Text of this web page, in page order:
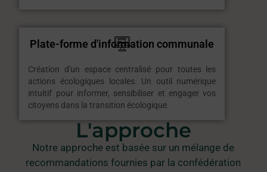
Plate-forme d'information communale
Création d'un espace centralisé pour toutes les
actions écologiques locales. Un outil numérique
intuitif pour informer, sensibiliser et engager vos
citoyens dans la transition écologique.
L'approche
Notre approche est basée sur un mélange de
recommandations fournies par la confédération